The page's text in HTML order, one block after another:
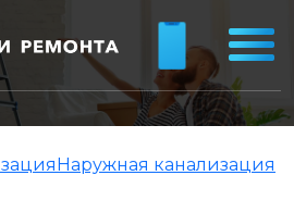
Наружная канализация